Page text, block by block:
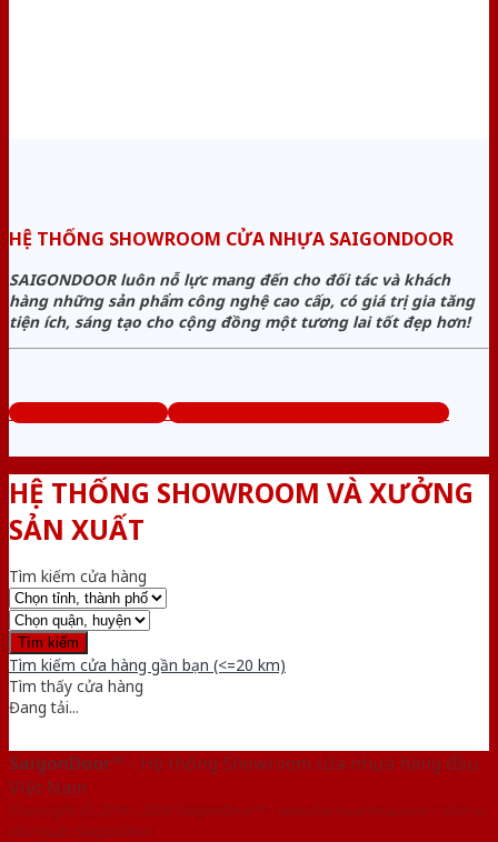
HỆ THỐNG SHOWROOM CỬA NHỰA SAIGONDOOR
SAIGONDOOR luôn nỗ lực mang đến cho đối tác và khách
hàng những sản phẩm công nghệ cao cấp, có giá trị gia tăng
tiện ích, sáng tạo cho cộng đồng một tương lai tốt đẹp hơn!
www.cuanhuago.com Tổng đài tư vấn miễn phí: 0824.400.400
HỆ THỐNG SHOWROOM VÀ XƯỞNG
SẢN XUẤT
Tìm kiếm cửa hàng
Tìm kiếm cửa hàng gần bạn (<=20 km)
Tìm thấy cửa hàng
Đang tải...
SaigonDoor™ - Hệ thống Showroom cửa nhựa hàng đầu
Việt Nam
Copyright ⓒ 2016 – 2026 SaigonDoor™ - www.bancuanhua.com | Đơn vị
chủ quản SaigonDoor